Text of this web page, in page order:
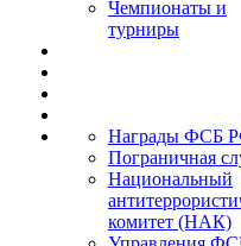
Чемпионаты и
турниры
Награды ФСБ
Пограничная
Национальный
комитет (НАК)